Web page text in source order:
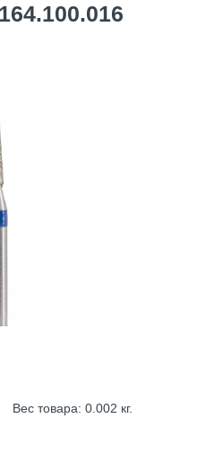
Вес товара: 0.002 кг.